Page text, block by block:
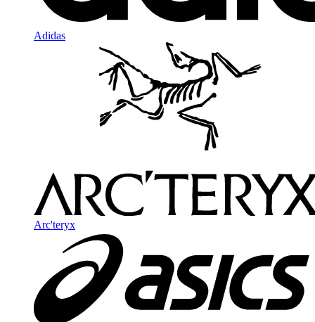
Adidas
Arc'teryx